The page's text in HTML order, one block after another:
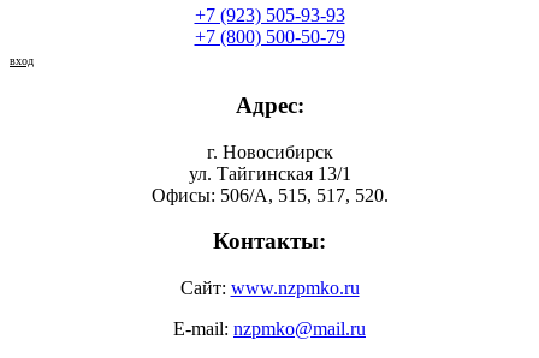
+7 (923) 505-93-93
+7 (800) 500-50-79
вход
Адрес:
г. Новосибирск
ул. Тайгинская 13/1
Офисы: 506/А, 515, 517, 520.
Контакты:
Сайт: www.nzpmko.ru
E-mail: nzpmko@mail.ru